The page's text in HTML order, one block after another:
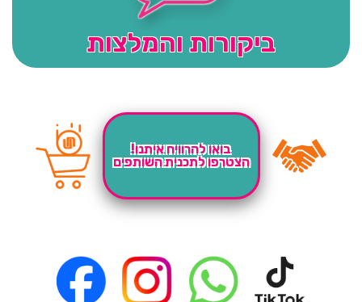
ביקורות והמלצות
בואו להרוויח איתנו!
הצטרפו לתכנית השותפים